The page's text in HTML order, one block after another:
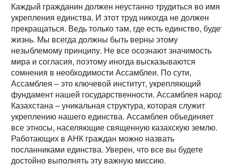
Каждый гражданин должен неустанно трудиться во имя
укрепления единства. И этот труд никогда не должен
прекращаться. Ведь только там, где есть единство, будет
жизнь. Мы всегда должны быть верны этому
незыблемому принципу. Не все осознают значимость
мира и согласия, поэтому иногда высказываются
сомнения в необходимости Ассамблеи. По сути,
Ассамблея – это ключевой институт, укрепляющий
фундамент нашей государственности. Ассамблея
Казахстана – уникальная структура, которая служит
укреплению нашего единства. Ассамблея объединяет
все этносы, населяющие священную казахскую землю.
Работающих в АНК граждан можно назвать
посланниками единства. Уверен, что все вы будете
достойно выполнять эту важную миссию.